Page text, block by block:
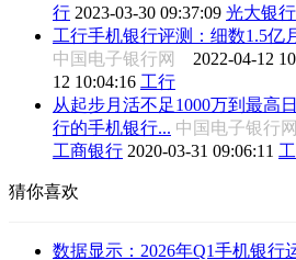
行 2023-03-30 09:37:09 光大银行
工行手机银行评测：细数1.5亿
中国电子银行网 2022-04-12
12 10:04:16 工行
从起步月活不足1000万到最高
行的手机银行... 中国电子银行
工商银行 2020-03-31 09:06:11
猜你喜欢
数据显示：2026年Q1手机银行